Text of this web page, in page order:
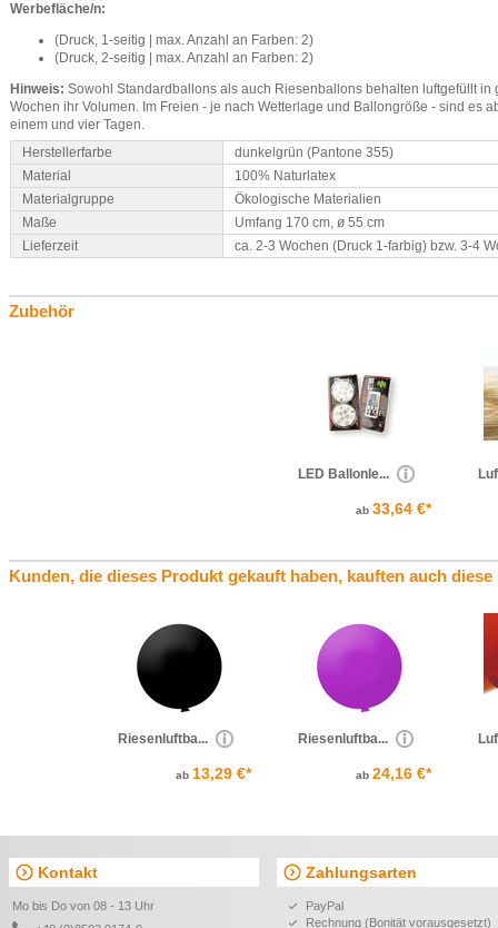
Werbefläche/n:
(Druck, 1-seitig | max. Anzahl an Farben: 2)
(Druck, 2-seitig | max. Anzahl an Farben: 2)
Hinweis: Sowohl Standardballons als auch Riesenballons behalten luftgefüllt
Wochen ihr Volumen. Im Freien - je nach Wetterlage und Ballongröße - sind es
einem und vier Tagen.
Herstellerfarbe
dunkelgrün (Pantone 355)
Material
100% Naturlatex
Materialgruppe
Ökologische Materialien
Maße
Umfang 170 cm, ø 55 cm
Lieferzeit
ca. 2-3 Wochen (Druck 1-farbig) bzw. 3-4
Zubehör
LED Ballonle...
ab 33,64 €*
Kunden, die dieses Produkt gekauft haben, kauften auch
Riesenluftba...
ab 13,29 €*
Riesenluftba...
ab 24,16 €*
Kontakt
Mo bis Do von 08 - 13 Uhr
Zahlungsarten
PayPal
Rechnung (Bonität vorausgesetzt)